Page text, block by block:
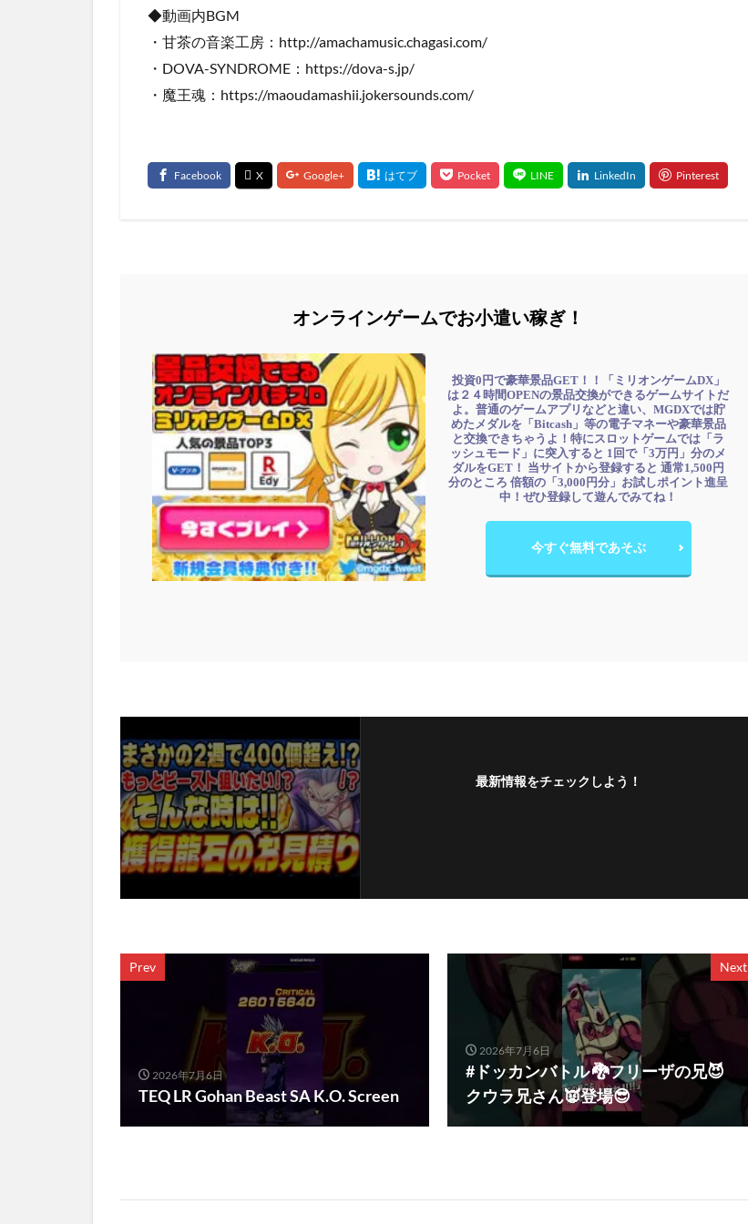
◆動画内BGM
・甘茶の音楽工房：http://amachamusic.chagasi.com/
・DOVA-SYNDROME：https://dova-s.jp/
・魔王魂：https://maoudamashii.jokersounds.com/
オンラインゲームでお小遣い稼ぎ！
投資0円で豪華景品GET！！「ミリオンゲームDX」
は２４時間OPENの景品交換ができるゲームサイトだ
よ。普通のゲームアプリなどと違い、MGDXでは貯
めたメダルを「Bitcash」等の電子マネーや豪華景品
と交換できちゃうよ！特にスロットゲームでは「ラ
ッシュモード」に突入すると 1回で「3万円」分のメ
ダルをGET！ 当サイトから登録すると 通常1,500円
分のところ 倍額の「3,000円分」お試しポイント進呈
中！ぜひ登録して遊んでみてね！
今すぐ無料であそぶ
最新情報をチェックしよう！
Prev
2026年7月6日
TEQ LR Gohan Beast SA K.O. Screen
Next
2026年7月6日
#ドッカンバトル 🐉フリーザの兄😈
クウラ兄さん👿登場😎